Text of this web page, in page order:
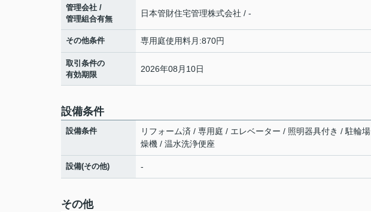
管理会社 /
管理組合有無
日本管財住宅管理株式会社 / -
その他条件 専用庭使用料月:870円
取引条件の
有効期限
2026年08月10日
設備条件
設備条件
リフォーム済 / 専用庭 / エレベーター / 照明器具付き / 駐輪
燥機 / 温水洗浄便座
設備(その他) -
その他